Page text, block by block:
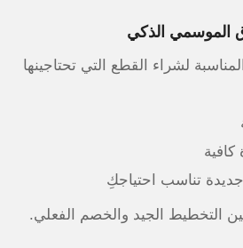
الموسمي الذكي
لشراء القطع التي تحتاجينها
كافية
تناسب احتياجكِ
التخطيط الجيد والخصم الفعلي.